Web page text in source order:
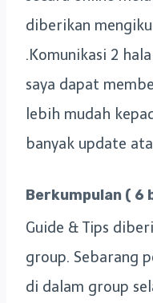
diberikan
.Komunikasi 2
saya dapat
lebih mudah
banyak update
Berkumpulan ( 6
Guide & Tips
group. Sebarang
di dalam group